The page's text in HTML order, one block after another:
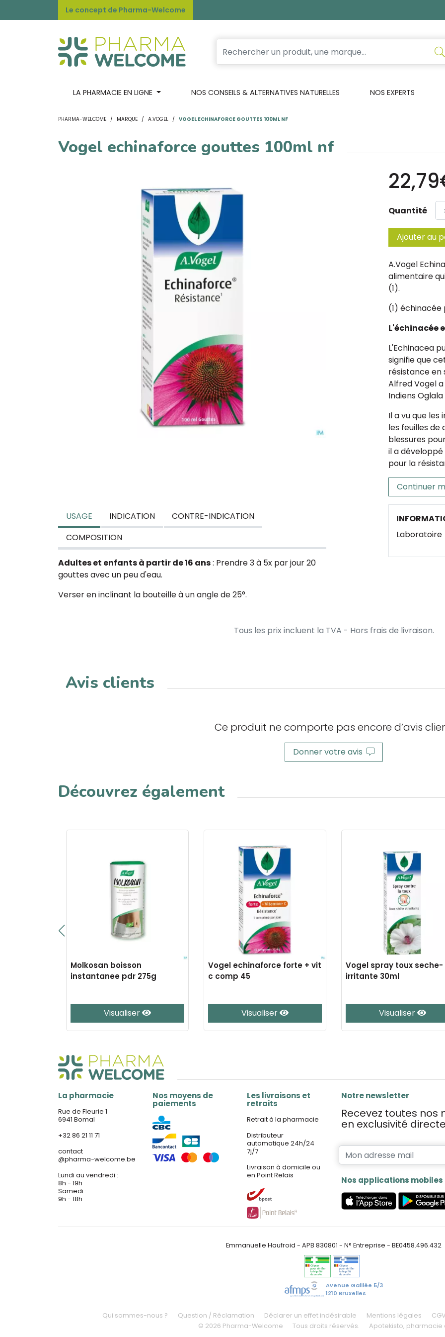
Le concept de Pharma-Welcome
LA PHARMACIE EN LIGNE NOS CONSEILS & ALTERNATIVES NATURELLES NOS EXPERTS
PHARMA-WELCOME MARQUE A.VOGEL VOGEL ECHINAFORCE GOUTTES 100ML NF
Vogel echinaforce gouttes 100ml nf
Quantité
Ajouter au
A.Vogel
alimentaire
(1).
(1)
L'échinacée
L'Echinacea
signifie que
résistance en
Alfred Vogel
Indiens
Il a vu que les
les feuilles
blessures
il a
pour la
Continuer
USAGE INDICATION
CONTRE-INDICATION
COMPOSITION
Adultes et enfants à partir de 16 ans: Prendre 3 à 5x par jour 20
gouttes avec un peu d'eau.
Verser en inclinant la bouteille à un angle de 25°.
Laboratoire
Tous les prix incluent la TVA - Hors frais de livraison.
Avis clients
Ce produit ne comporte pas encore d’avis
Donner votre avis
Découvrez également
Molkosan boisson
instantanee pdr 275g
Visualiser
Vogel echinaforce forte + vit
c comp 45
Visualiser
Vogel spray toux seche-
irritante 30ml
Visualiser
La pharmacie
Rue de Fleurie 1
6941 Bomal
+32 86 21 11 71
contact
@pharma-welcome.be
Lundi au vendredi :
8h - 19h
Samedi :
9h - 18h
Nos moyens de
paiements
Les livraisons et
retraits
Retrait à la pharmacie
Distributeur
automatique 24h/24
7j/7
Livraison à domicile ou
en Point Relais
Notre newsletter
Recevez toutes
en exclusivité
Nos applications mobiles
Emmanuelle Haufroid - APB 830801 - N° Entreprise - BE0458.496.432
Avenue Galilée 5/3
1210 Bruxelles
Qui sommes-nous ? Question / Réclamation Déclarer un effet indésirable Mentions légales
© 2026 Pharma-Welcome
Tous droits réservés. Apotekisto, pharmacie